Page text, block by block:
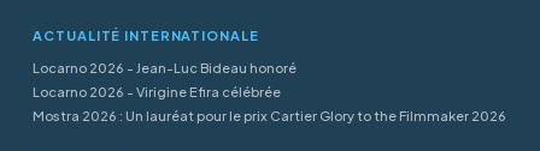
ACTUALITÉ INTERNATIONALE
Locarno 2026 - Jean-Luc Bideau honoré
Locarno 2026 - Virigine Efira célébrée
Mostra 2026 : Un lauréat pour le prix Cartier Glory to the Filmmaker 2026